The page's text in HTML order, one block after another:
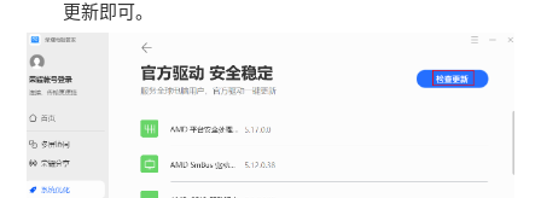
更新即可。